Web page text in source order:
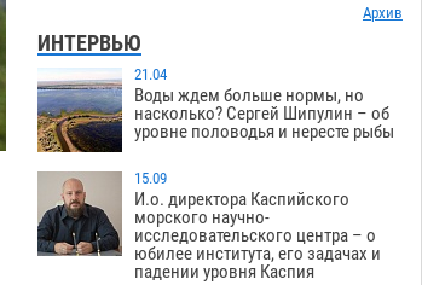
Архив
ИНТЕРВЬЮ
21.04
Воды ждем больше нормы, но
насколько? Сергей Шипулин – об
уровне половодья и нересте рыбы
15.09
И.о. директора Каспийского
морского научно-
исследовательского центра – о
юбилее института, его задачах и
падении уровня Каспия